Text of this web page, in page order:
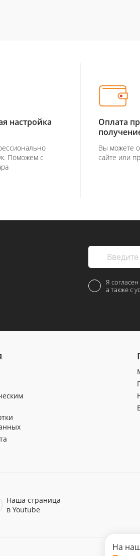
настройка
Поможем с
Оплата
Вы можете
сайте или
Я
а также с
Наша страница
в Youtube
На